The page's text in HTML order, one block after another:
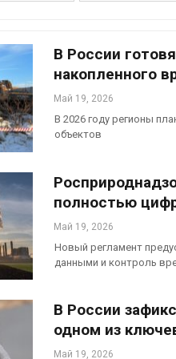
В России
накопленного
Май 19, 2026
В 2026 году регионы
объектов
полностью
Май 19, 2026
Новый регламент
данными и контроль
В России
одном из
Май 19, 2026
Авг 6,